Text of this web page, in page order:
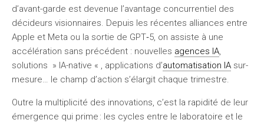
d’avant-garde est devenue l’avantage concurrentiel des
décideurs visionnaires. Depuis les récentes alliances entre
Apple et Meta ou la sortie de GPT‑5, on assiste à une
accélération sans précédent : nouvelles agences IA,
solutions » IA-native « , applications d’automatisation IA sur-
mesure… le champ d’action s’élargit chaque trimestre.
Outre la multiplicité des innovations, c’est la rapidité de leur
émergence qui prime : les cycles entre le laboratoire et le